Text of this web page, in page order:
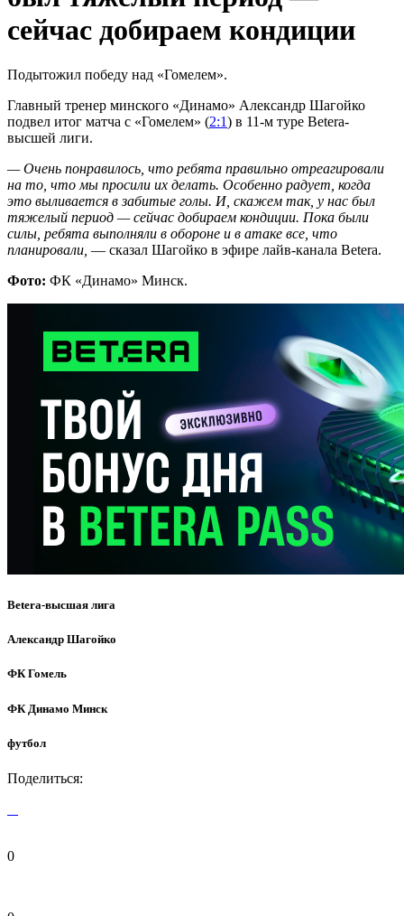
сейчас добираем кондиции
Подытожил победу над «Гомелем».
Главный тренер минского «Динамо» Александр Шагойко
подвел итог матча с «Гомелем» (2:1) в 11-м туре Betera-
высшей лиги.
— Очень понравилось, что ребята правильно отреагировали
на то, что мы просили их делать. Особенно радует, когда
это выливается в забитые голы. И, скажем так, у нас был
тяжелый период — сейчас добираем кондиции. Пока были
силы, ребята выполняли в обороне и в атаке все, что
планировали, — сказал Шагойко в эфире лайв-канала Betera.
Фото: ФК «Динамо» Минск.
Betera-высшая лига
Александр Шагойко
ФК Гомель
ФК Динамо Минск
футбол
Поделиться:
0